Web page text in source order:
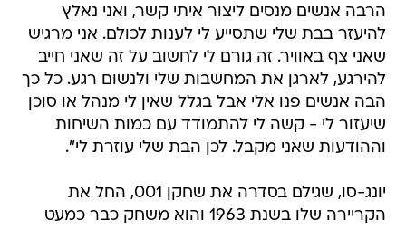
הרבה אנשים מנסים ליצור איתי קשר, ואני נאלץ
להיעזר בבת שלי שתסייע לי לענות לכולם. אני מרגיש
שאני צף באוויר. זה גורם לי לחשוב על זה שאני חייב
להירגע, לארגן את המחשבות שלי ולנשום רגע. כל כך
הבה אנשים פנו אלי אבל בגלל שאין לי מנהל או סוכן
שיעזור לי - קשה לי להתמודד עם כמות השיחות
וההודעות שאני מקבל. לכן הבת שלי עוזרת לי".
יונג-סו, שגילם בסדרה את שחקן 001, החל את
הקריירה שלו בשנת 1963 והוא משחק כבר כמעט